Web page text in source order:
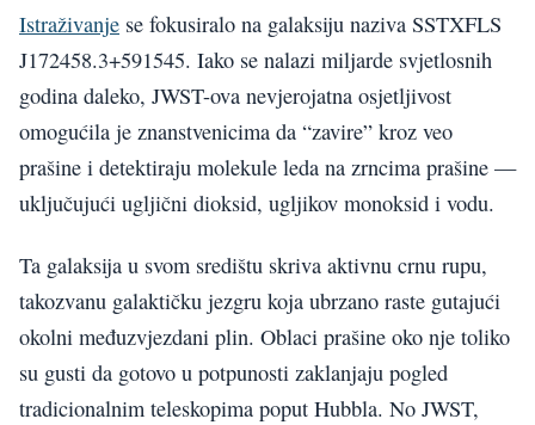
Istraživanje se fokusiralo na galaksiju naziva SSTXFLS
J172458.3+591545. Iako se nalazi miljarde svjetlosnih
godina daleko, JWST-ova nevjerojatna osjetljivost
omogućila je znanstvenicima da “zavire” kroz veo
prašine i detektiraju molekule leda na zrncima prašine —
uključujući ugljični dioksid, ugljikov monoksid i vodu.
Ta galaksija u svom središtu skriva aktivnu crnu rupu,
takozvanu galaktičku jezgru koja ubrzano raste gutajući
okolni međuzvjezdani plin. Oblaci prašine oko nje toliko
su gusti da gotovo u potpunosti zaklanjaju pogled
tradicionalnim teleskopima poput Hubbla. No JWST,